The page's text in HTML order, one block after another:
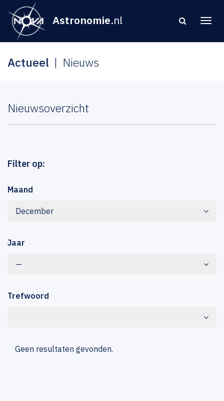
Astronomie.nl
Actueel Nieuws
Nieuwsoverzicht
Filter op:
Maand
December
Jaar
—
Trefwoord
Geen resultaten gevonden.